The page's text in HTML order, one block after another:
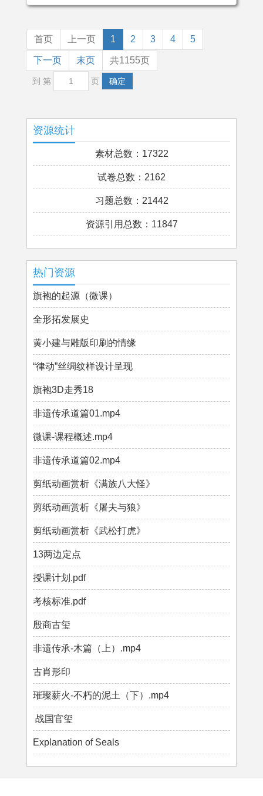
首页 上一页 1 2 3 4 5
下一页 末页 共1155页
到 第 页 确定
资源统计
素材总数：17322
试卷总数：2162
习题总数：21442
资源引用总数：11847
热门资源
旗袍的起源（微课）
全形拓发展史
黄小建与雕版印刷的情缘
“律动”丝绸纹样设计呈现
旗袍3D走秀18
非遗传承道篇01.mp4
微课-课程概述.mp4
非遗传承道篇02.mp4
剪纸动画赏析《满族八大怪》
剪纸动画赏析《屠夫与狼》
剪纸动画赏析《武松打虎》
13两边定点
授课计划.pdf
考核标准.pdf
殷商古玺
非遗传承-木篇（上）.mp4
古肖形印
璀璨薪火-不朽的泥土（下）.mp4
战国官玺
Explanation of Seals